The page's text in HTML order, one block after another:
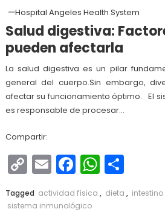
Hospital Angeles Health System
Salud digestiva:
pueden afectarla
La salud digestiva es un pilar
general del cuerpo.Sin embargo,
afectar su funcionamiento óptimo. El
es responsable de procesar…
Compartir:
Copy
Link
EmailFacebook
Tagged actividad física , dieta , intestino
sistema inmunológico